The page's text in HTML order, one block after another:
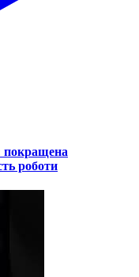
покращена
роботи